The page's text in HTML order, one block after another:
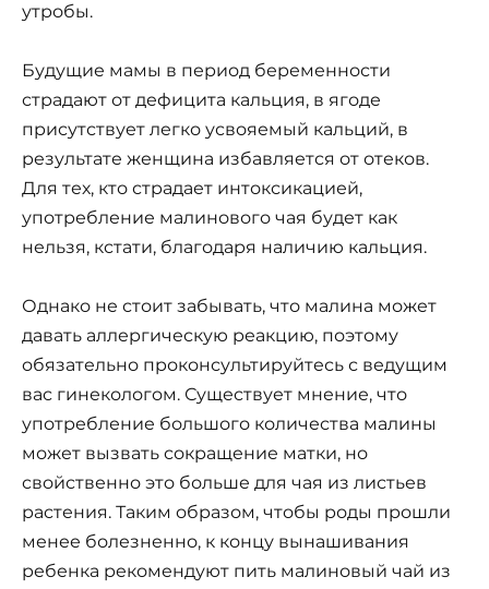
утробы.
Будущие мамы в период беременности
страдают от дефицита кальция, в ягоде
присутствует легко усвояемый кальций, в
результате женщина избавляется от отеков.
Для тех, кто страдает интоксикацией,
употребление малинового чая будет как
нельзя, кстати, благодаря наличию кальция.
Однако не стоит забывать, что малина может
давать аллергическую реакцию, поэтому
обязательно проконсультируйтесь с ведущим
вас гинекологом. Существует мнение, что
употребление большого количества малины
может вызвать сокращение матки, но
свойственно это больше для чая из листьев
растения. Таким образом, чтобы роды прошли
менее болезненно, к концу вынашивания
ребенка рекомендуют пить малиновый чай из